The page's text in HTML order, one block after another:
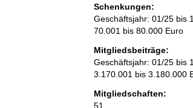
Schenkungen:
Geschäftsjahr: 01/25 bis
70.001 bis 80.000 Euro
Mitgliedsbeiträge:
Geschäftsjahr: 01/25 bis
3.170.001 bis 3.180.000
Mitgliedschaften:
51